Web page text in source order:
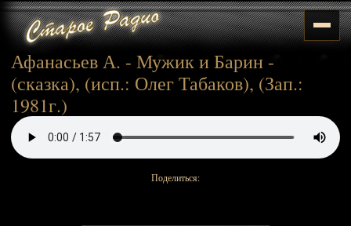
Афанасьев А. - Мужик и Барин -
(сказка), (исп.: Олег Табаков), (Зап.:
1981г.)
Поделиться: